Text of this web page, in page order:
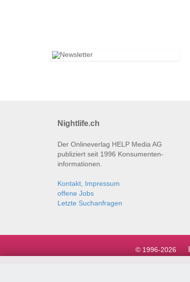
Nightlife.ch
Der Onlineverlag HELP Media AG
publiziert seit 1996 Konsumenten­
informationen.
Kontakt, Impressum
offene Jobs
Letzte Suchanfragen
© 1996-2026